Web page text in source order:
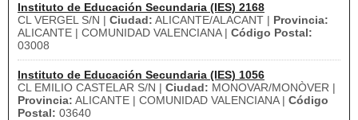
Instituto de Educación Secundaria (IES) 2168
CL VERGEL S/N | Ciudad: ALICANTE/ALACANT | Provincia:
ALICANTE | COMUNIDAD VALENCIANA | Código Postal:
03008
Instituto de Educación Secundaria (IES) 1056
CL EMILIO CASTELAR S/N | Ciudad: MONOVAR/MONÒVER |
Provincia: ALICANTE | COMUNIDAD VALENCIANA | Código
Postal: 03640